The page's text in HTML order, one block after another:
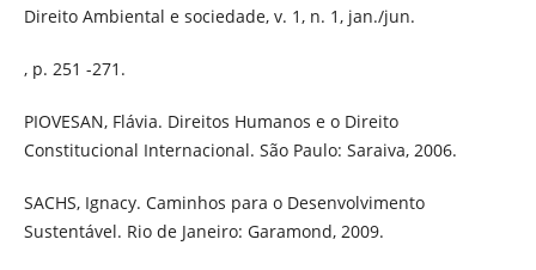
Direito Ambiental e sociedade, v. 1, n. 1, jan./jun.
, p. 251 -271.
PIOVESAN, Flávia. Direitos Humanos e o Direito
Constitucional Internacional. São Paulo: Saraiva, 2006.
SACHS, Ignacy. Caminhos para o Desenvolvimento
Sustentável. Rio de Janeiro: Garamond, 2009.